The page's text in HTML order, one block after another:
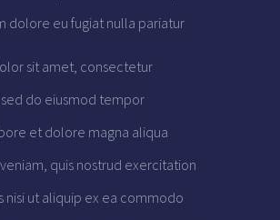
dolore eu fugiat nulla pariatur
sit amet, consectetur
do eiusmod tempor
et dolore magna aliqua
quis nostrud exercitation
nisi ut aliquip ex ea commodo